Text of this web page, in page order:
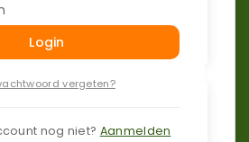
feelings
Login
vergeten?
nog niet? Aanmelden